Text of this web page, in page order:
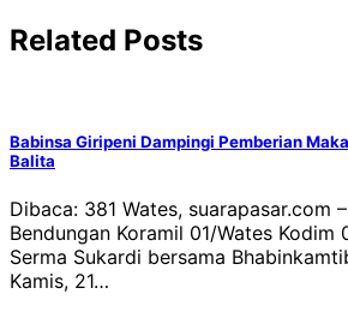
Related Posts
Babinsa Giripeni Dampingi Pemberian
Balita
Dibaca: 381 Wates, suarapasar.com
Bendungan Koramil 01/Wates Kodim
Serma Sukardi bersama
Kamis, 21…